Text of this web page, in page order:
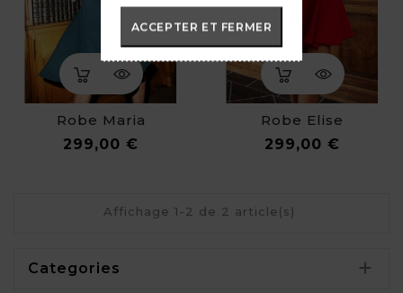
ACCEPTER ET FERMER
Robe Maria
299,00 €
Robe Elise
299,00 €
Affichage 1-2 de 2 article(s)
Categories 